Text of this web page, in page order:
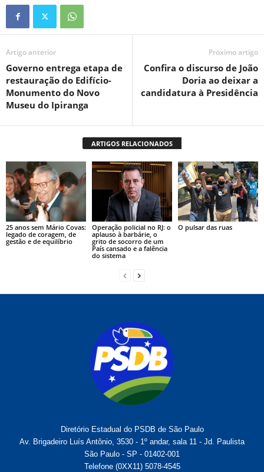
Artigo anterior
Governo entrega etapa de
restauração do Edifício-
Monumento do Novo
Museu do Ipiranga
Próximo artigo
Confira o discurso de João
Doria ao deixar a
candidatura à Presidência
ARTIGOS RELACIONADOS
25 anos sem Mário Covas:
legado de coragem, de
gestão e de equilíbrio
Operação policial no RJ: o
aplauso à barbárie, o
grito de socorro de um
País cansado e a falência
do sistema
O pulsar das ruas
Diretório Estadual do PSDB de São Paulo
Av. Brigadeiro Luís Antônio, 3530 - 1º andar, sala 11 - Jd. Paulista
São Paulo - SP - 01402-001
Telefone (0XX11) 5078-4545